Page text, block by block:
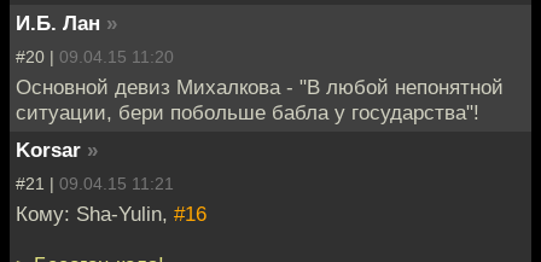
И.Б. Лан »
#20 | 09.04.15 11:20
Основной девиз Михалкова - "В любой непонятной
ситуации, бери побольше бабла у государства"!
Korsar »
#21 | 09.04.15 11:21
Кому: Sha-Yulin, #16